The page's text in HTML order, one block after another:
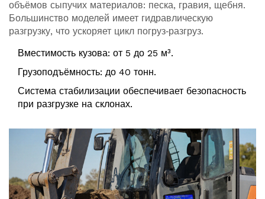
объёмов сыпучих материалов: песка, гравия, щебня.
Большинство моделей имеет гидравлическую
разгрузку, что ускоряет цикл погруз‑разгруз.
Вместимость кузова: от 5 до 25 м³.
Грузоподъёмность: до 40 тонн.
Система стабилизации обеспечивает безопасность
при разгрузке на склонах.